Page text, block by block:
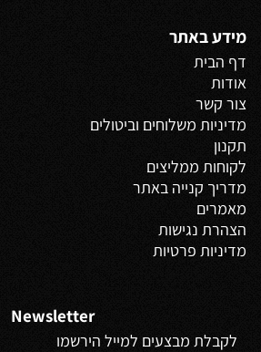
מידע באתר
דף הבית
אודות
צור קשר
מדיניות משלוחים וביטולים
תקנון
לקוחות ממליצים
מדריך קנייה באתר
מאמרים
הצהרת נגישות
מדיניות פרטיות
Newsletter
לקבלת מבצעים למייל הירשמו